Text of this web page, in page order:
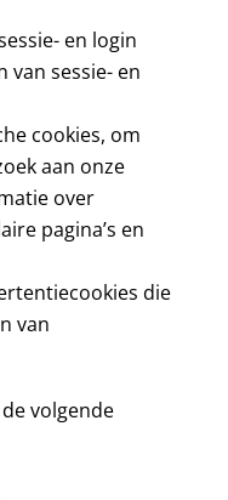
en login
van sessie- en
cookies, om
aan onze
over
pagina’s en
die
van
volgende